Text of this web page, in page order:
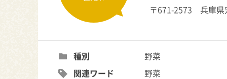
〒671-2573 兵庫
種別
野菜
関連ワード
野菜